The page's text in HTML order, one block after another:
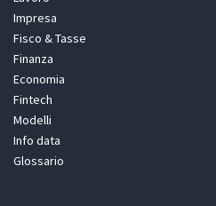
Impresa
Fisco & Tasse
Finanza
Economia
Fintech
Modelli
Info data
Glossario